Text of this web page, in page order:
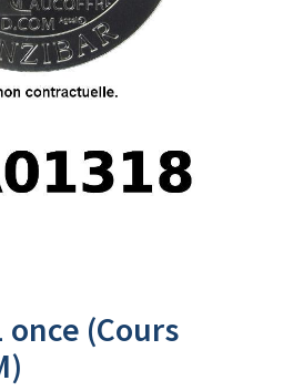
once (Cours